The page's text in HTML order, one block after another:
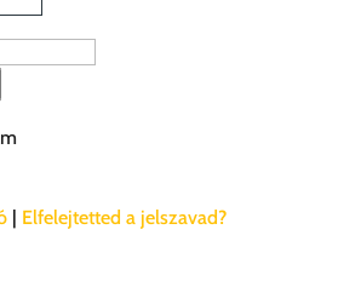
| Elfelejtetted a jelszavad?